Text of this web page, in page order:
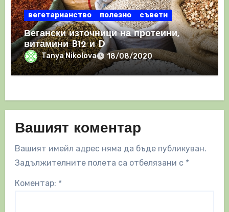
вегетарианство полезно съвети
Вегански източници на протеини,
витамини B12 и D
Tanya Nikolova 18/08/2020
Вашият коментар
Вашият имейл адрес няма да бъде публикуван.
Задължителните полета са отбелязани с *
Коментар: *